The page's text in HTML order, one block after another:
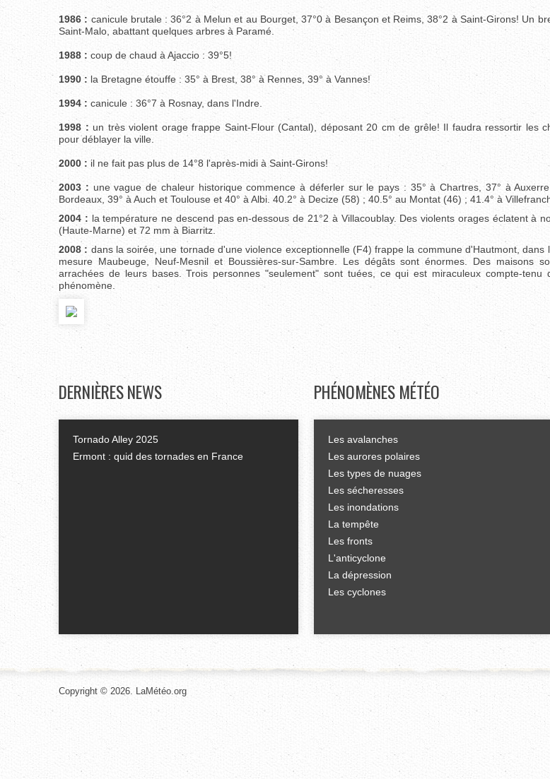
1986 : canicule brutale : 36°2 à Melun et au Bourget, 37°0 à Besançon et Reims, 38°2 à Saint-Girons! Un
Saint-Malo, abattant quelques arbres à Paramé.
1988 : coup de chaud à Ajaccio : 39°5!
1990 : la Bretagne étouffe : 35° à Brest, 38° à Rennes, 39° à Vannes!
1994 : canicule : 36°7 à Rosnay, dans l'Indre.
1998 : un très violent orage frappe Saint-Flour (Cantal), déposant 20 cm de grêle! Il faudra ressortir les
pour déblayer la ville.
2000 : il ne fait pas plus de 14°8 l'après-midi à Saint-Girons!
2003 : une vague de chaleur historique commence à déferler sur le pays : 35° à Chartres, 37° à
Bordeaux, 39° à Auch et Toulouse et 40° à Albi. 40.2° à Decize (58) ; 40.5° au Montat (46) ; 41.4° à
2004 : la température ne descend pas en-dessous de 21°2 à Villacoublay. Des violents orages éclatent à
(Haute-Marne) et 72 mm à Biarritz.
2008 : dans la soirée, une tornade d'une violence exceptionnelle (F4) frappe la commune d'Hautmont, dans
mesure Maubeuge, Neuf-Mesnil et Boussières-sur-Sambre. Les dégâts sont énormes. Des maisons
arrachées de leurs bases. Trois personnes "seulement" sont tuées, ce qui est miraculeux compte-tenu
phénomène.
DERNIÈRESNEWS
Tornado Alley 2025
Ermont : quid des tornades en France
PHÉNOMÈNES MÉTÉO
Les avalanches
Les aurores polaires
Les types de nuages
Les sécheresses
Les inondations
La tempête
Les fronts
L'anticyclone
La dépression
Les cyclones
Copyright © 2026. LaMétéo.org